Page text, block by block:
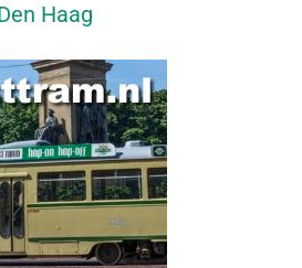
Haag